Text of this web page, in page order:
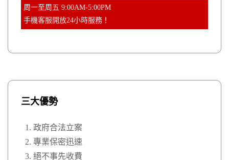
周一至周五 9:00AM-5:00PM
手機客服開放24小時服務！
三大優勢
政府合法立案
專業保密迅速
絕不事先收費